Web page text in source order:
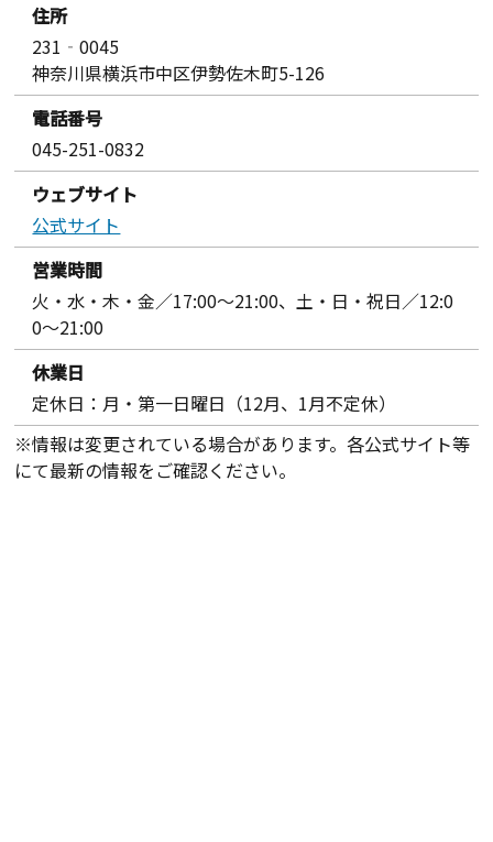
住所
231‐0045
神奈川県横浜市中区伊勢佐木町5-126
電話番号
045-251-0832
ウェブサイト
公式サイト
営業時間
火・水・木・金／17:00〜21:00、土・日・祝日／12:0
0〜21:00
休業日
定休日：月・第一日曜日（12月、1月不定休）
※情報は変更されている場合があります。各公式サイト等
にて最新の情報をご確認ください。